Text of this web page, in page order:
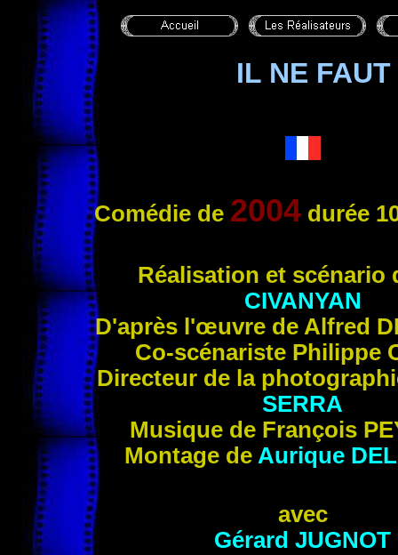
IL NE
Comédie de 2004durée
Réalisation et scénario
CIVANYAN
D'après l'œuvre de Alfred
Co-scénariste Philippe
Directeur de la
SERRA
Musique de François
Montage de Aurique
avec
Gérard JUGNOT